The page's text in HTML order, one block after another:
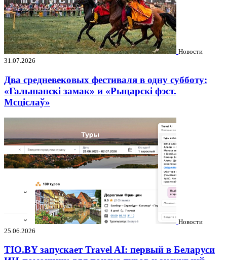
Новости
31.07.2026
Два средневековых фестиваля в одну субботу:
«Гальшанскі замак» и «Рыцарскі фэст.
Мсціслаў»
Новости
25.06.2026
TIO.BY запускает Travel AI: первый в Беларуси